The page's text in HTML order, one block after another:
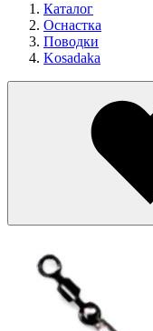
Каталог
Оснастка
Поводки
Kosadaka